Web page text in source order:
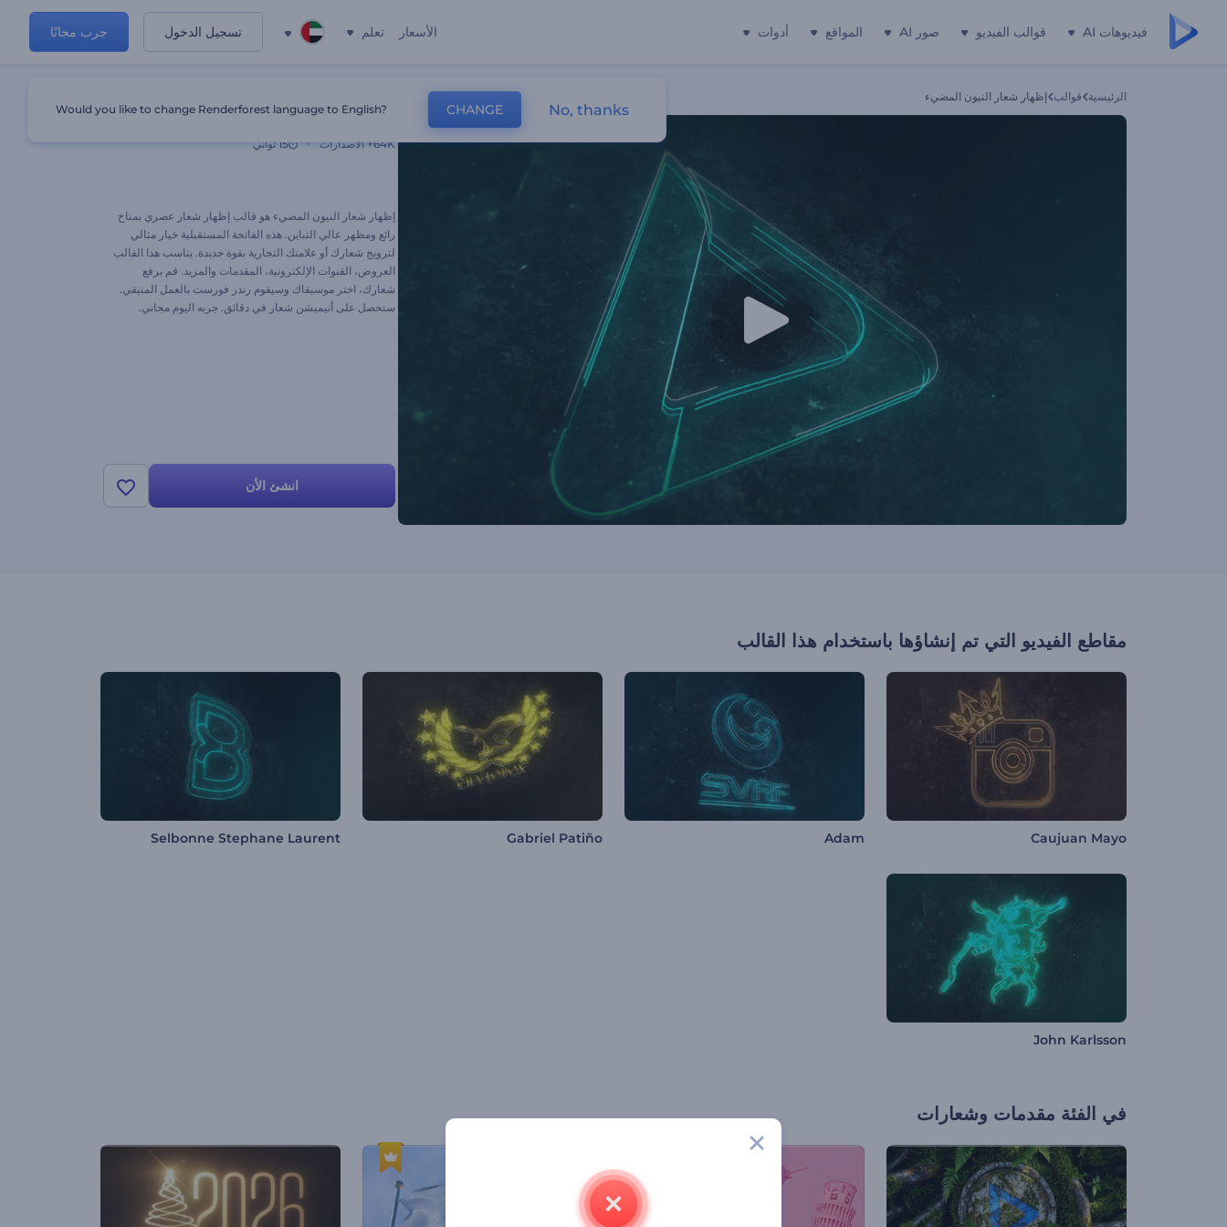
فيديوهات AI قوالب الفيديو صور AI المواقع أدوات الأسعار تعلم تسجيل الدخول جرب مجانًا
الرئيسية قوالب إظهار شعار النيون المضيء
64K+ الاصدارات 15 ثواني
إظهار شعار النيون المضيء هو قالب إظهار شعار عصري بمناخ
رائع ومظهر عالي التباين. هذه الفاتحة المستقبلية خيار مثالي
لترويج شعارك أو علامتك التجارية بقوة جديدة. يناسب هذا القالب
العروض، القنوات الإلكترونية، المقدمات والمزيد. قم برفع
شعارك، اختر موسيقاك وسيقوم رندر فورست بالعمل المتبقي.
ستحصل على أنيميشن شعار في دقائق. جربه اليوم مجاني.
انشئ الأن
مقاطع الفيديو التي تم إنشاؤها باستخدام هذا القالب
Caujuan Mayo
Adam
Gabriel Patiño
Selbonne Stephane Laurent
John Karlsson
في الفئة مقدمات وشعارات
Would you like to change Renderforest language to English? CHANGE No, thanks